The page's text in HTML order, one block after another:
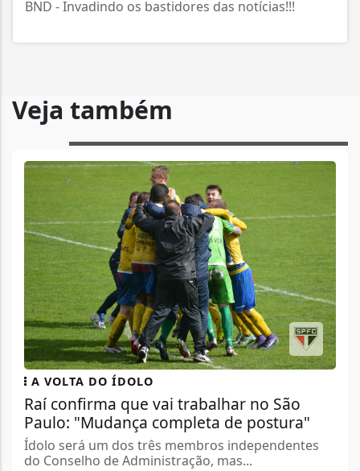
BND - Invadindo os bastidores das notícias!!!
Veja também
A VOLTA DO ÍDOLO
Raí confirma que vai trabalhar no São
Paulo: "Mudança completa de postura"
Ídolo será um dos três membros independentes
do Conselho de Administração, mas...